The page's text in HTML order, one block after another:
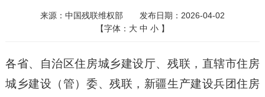
来源：中国残联维权部
发布日期：2026-04-02
【字体： 大 中 小 】
各省、自治区住房城乡建设厅、残联，直辖市住房
城乡建设（管）委、残联，新疆生产建设兵团住房